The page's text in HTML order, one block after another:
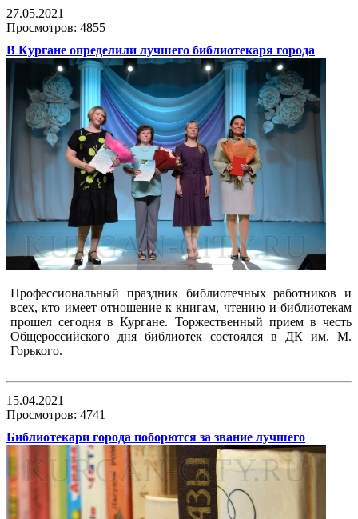
27.05.2021
Просмотров: 4855
В Кургане определили лучшего библиотекаря города
Профессиональный праздник библиотечных работников и
всех, кто имеет отношение к книгам, чтению и библиотекам
прошел сегодня в Кургане. Торжественный прием в честь
Общероссийского дня библиотек состоялся в ДК им. М.
Горького.
15.04.2021
Просмотров: 4741
Библиотекари города поборются за звание лучшего